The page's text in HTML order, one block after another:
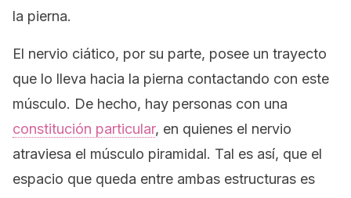
la pierna.
El nervio ciático, por su parte, posee un trayecto
que lo lleva hacia la pierna contactando con este
músculo. De hecho, hay personas con una
constitución particular, en quienes el nervio
atraviesa el músculo piramidal. Tal es así, que el
espacio que queda entre ambas estructuras es